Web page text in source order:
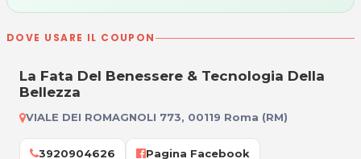
DOVE USARE IL COUPON
La Fata Del Benessere & Tecnologia Della
Bellezza
VIALE DEI ROMAGNOLI 773, 00119 Roma (RM)
3920904626 Pagina Facebook